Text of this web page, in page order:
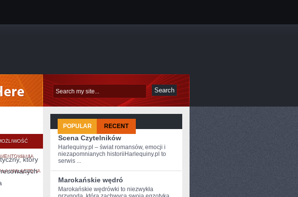
MOTORYZACJA
WYŁĄCZONA
który
POPULAR RECENT
Scena Czytelników
Harlequiny.pl – świat romansów, emocji i
niezapomnianych historiiHarlequiny.pl to
serwis ...
Marokańskie wędró
Marokańskie wędrówki ​to niezwykła